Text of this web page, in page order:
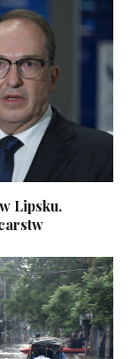
Lipsku.